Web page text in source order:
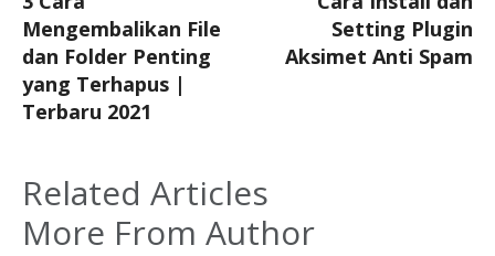
Mengembalikan File
dan Folder Penting
yang Terhapus |
Terbaru 2021
Setting Plugin
Aksimet Anti Spam
Related Articles
More From Author